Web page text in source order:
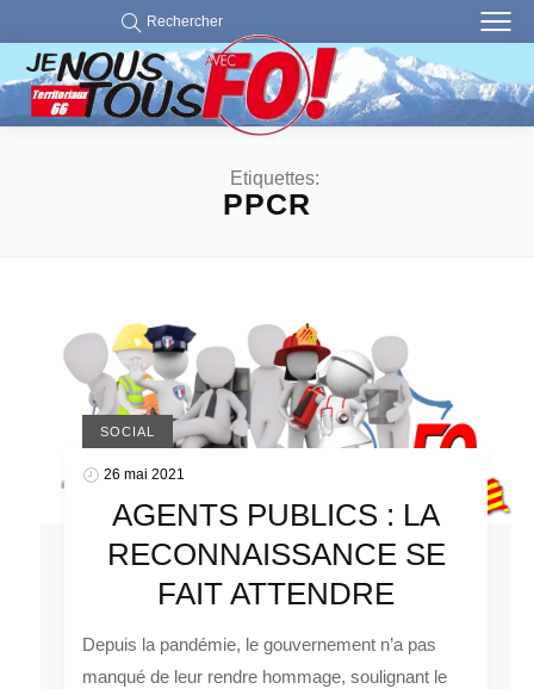
Rechercher
Etiquettes:
PPCR
SOCIAL
26 mai 2021
AGENTS PUBLICS : LA
RECONNAISSANCE SE
FAIT ATTENDRE
Depuis la pandémie, le gouvernement n’a pas
manqué de leur rendre hommage, soulignant le